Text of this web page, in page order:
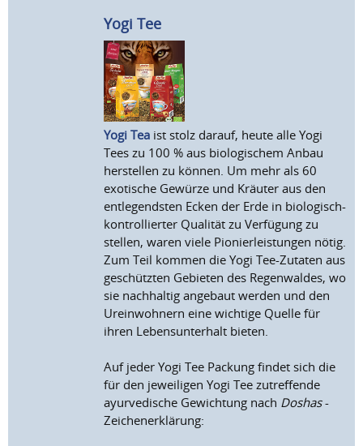
Yogi Tee
Yogi Tea ist stolz darauf, heute alle Yogi
Tees zu 100 % aus biologischem Anbau
herstellen zu können. Um mehr als 60
exotische Gewürze und Kräuter aus den
entlegendsten Ecken der Erde in biologisch-
kontrollierter Qualität zu Verfügung zu
stellen, waren viele Pionierleistungen nötig.
Zum Teil kommen die Yogi Tee-Zutaten aus
geschützten Gebieten des Regenwaldes, wo
sie nachhaltig angebaut werden und den
Ureinwohnern eine wichtige Quelle für
ihren Lebensunterhalt bieten.
Auf jeder Yogi Tee Packung findet sich die
für den jeweiligen Yogi Tee zutreffende
ayurvedische Gewichtung nach Doshas-
Zeichenerklärung: